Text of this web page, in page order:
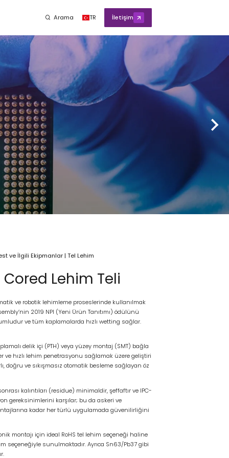
Arama TR İletişim
ve İlgili Ekipmanlar|Tel Lehim
Cored Lehim Teli
ve robotik lehimleme proseslerinde kullanılmak
2019 NPI (Yeni Ürün Tanıtımı) ödülünü
ve tüm kaplamalarda hızlı wetting sağlar.
delik içi (PTH) veya yüzey montaj (SMT) bağla
ve hızlı lehim penetrasyonu sağlamak üzere geliştiri
doğru ve sıkışmasız otomatik besleme sağlayan öz
kalıntıları (residue) minimaldir, şeffaftır ve IPC-
gereksinimlerini karşılar; bu da askeri ve
kadar her türlü uygulamada güvenilirliğini
montajı için ideal RoHS tel lehim seçeneği haline
seçeneğiyle sunulmaktadır. Ayrıca Sn63/Pb37 gibi